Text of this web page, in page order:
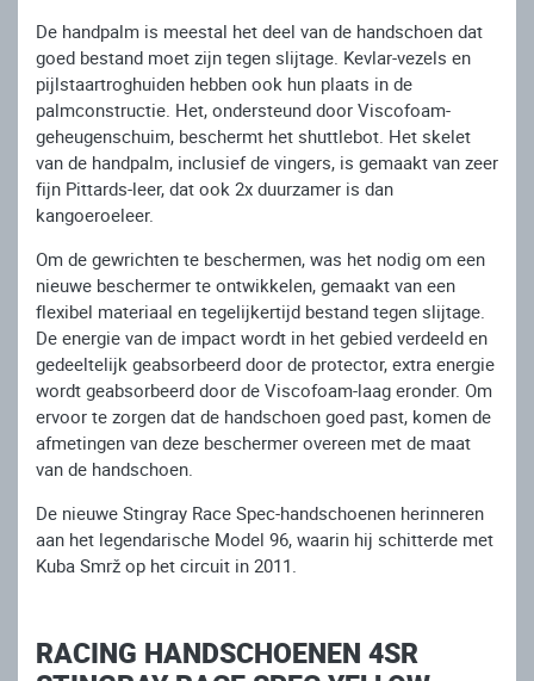
De handpalm is meestal het deel van de handschoen dat
goed bestand moet zijn tegen slijtage. Kevlar-vezels en
pijlstaartroghuiden hebben ook hun plaats in de
palmconstructie. Het, ondersteund door Viscofoam-
geheugenschuim, beschermt het shuttlebot. Het skelet
van de handpalm, inclusief de vingers, is gemaakt van zeer
fijn Pittards-leer, dat ook 2x duurzamer is dan
kangoeroeleer.
Om de gewrichten te beschermen, was het nodig om een ​​
nieuwe beschermer te ontwikkelen, gemaakt van een
flexibel materiaal en tegelijkertijd bestand tegen slijtage.
De energie van de impact wordt in het gebied verdeeld en
gedeeltelijk geabsorbeerd door de protector, extra energie
wordt geabsorbeerd door de Viscofoam-laag eronder. Om
ervoor te zorgen dat de handschoen goed past, komen de
afmetingen van deze beschermer overeen met de maat
van de handschoen.
De nieuwe Stingray Race Spec-handschoenen herinneren
aan het legendarische Model 96, waarin hij schitterde met
Kuba Smrž op het circuit in 2011.
RACING HANDSCHOENEN 4SR